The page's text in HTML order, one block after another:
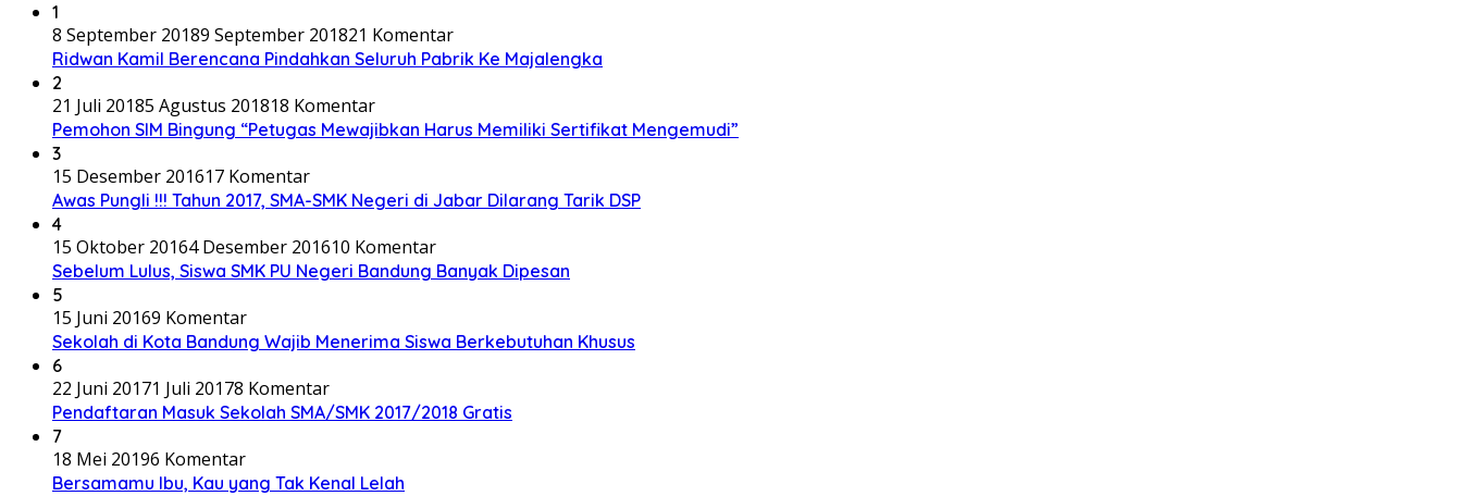
1
8 September 20189 September 201821 Komentar
Ridwan Kamil Berencana Pindahkan Seluruh Pabrik Ke Majalengka
2
21 Juli 20185 Agustus 201818 Komentar
Pemohon SIM Bingung “Petugas Mewajibkan Harus Memiliki Sertifikat Mengemudi”
3
15 Desember 201617 Komentar
Awas Pungli !!! Tahun 2017, SMA-SMK Negeri di Jabar Dilarang Tarik DSP
4
15 Oktober 20164 Desember 201610 Komentar
Sebelum Lulus, Siswa SMK PU Negeri Bandung Banyak Dipesan
5
15 Juni 20169 Komentar
Sekolah di Kota Bandung Wajib Menerima Siswa Berkebutuhan Khusus
6
22 Juni 20171 Juli 20178 Komentar
Pendaftaran Masuk Sekolah SMA/SMK 2017/2018 Gratis
7
18 Mei 20196 Komentar
Bersamamu Ibu, Kau yang Tak Kenal Lelah